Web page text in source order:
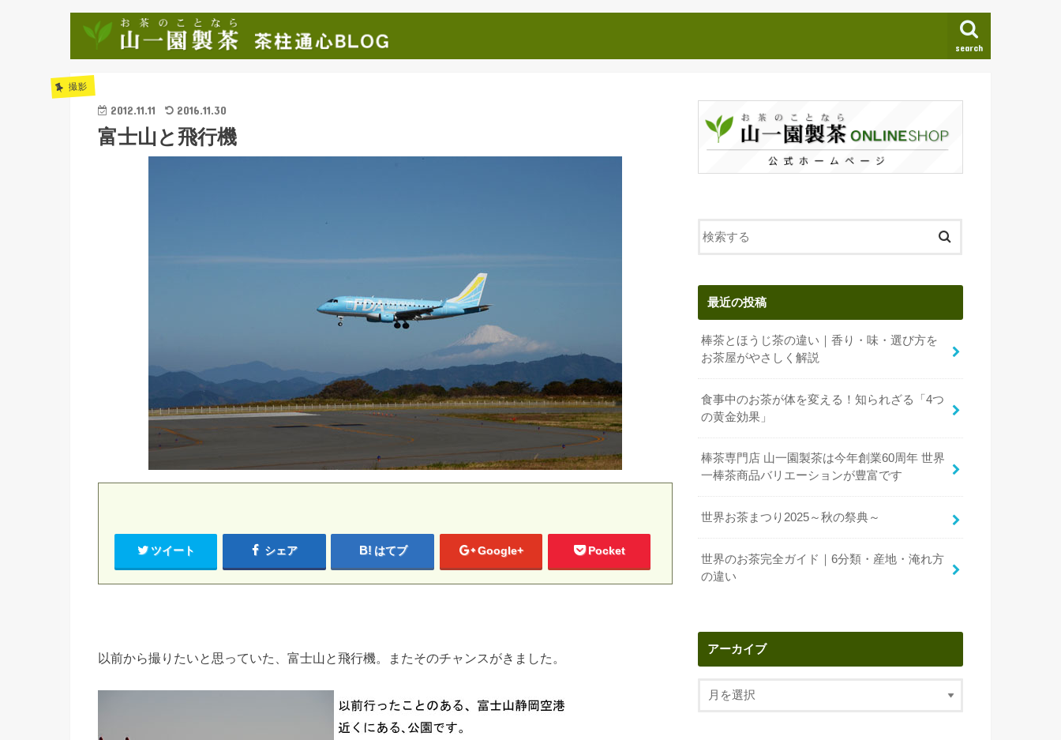
search
撮影
2012.11.11 2016.11.30
富士山と飛行機
ツイート シェア はてブ Google+ Pocket
以前から撮りたいと思っていた、富士山と飛行機。またそのチャンスがきました。
最近の投稿
棒茶とほうじ茶の違い｜香り・味・選び方を
お茶屋がやさしく解説
食事中のお茶が体を変える！知られざる「4つ
の黄金効果」
棒茶専門店 山一園製茶は今年創業60周年 世界
一棒茶商品バリエーションが豊富です
世界お茶まつり2025～秋の祭典～
世界のお茶完全ガイド｜6分類・産地・淹れ方
の違い
アーカイブ